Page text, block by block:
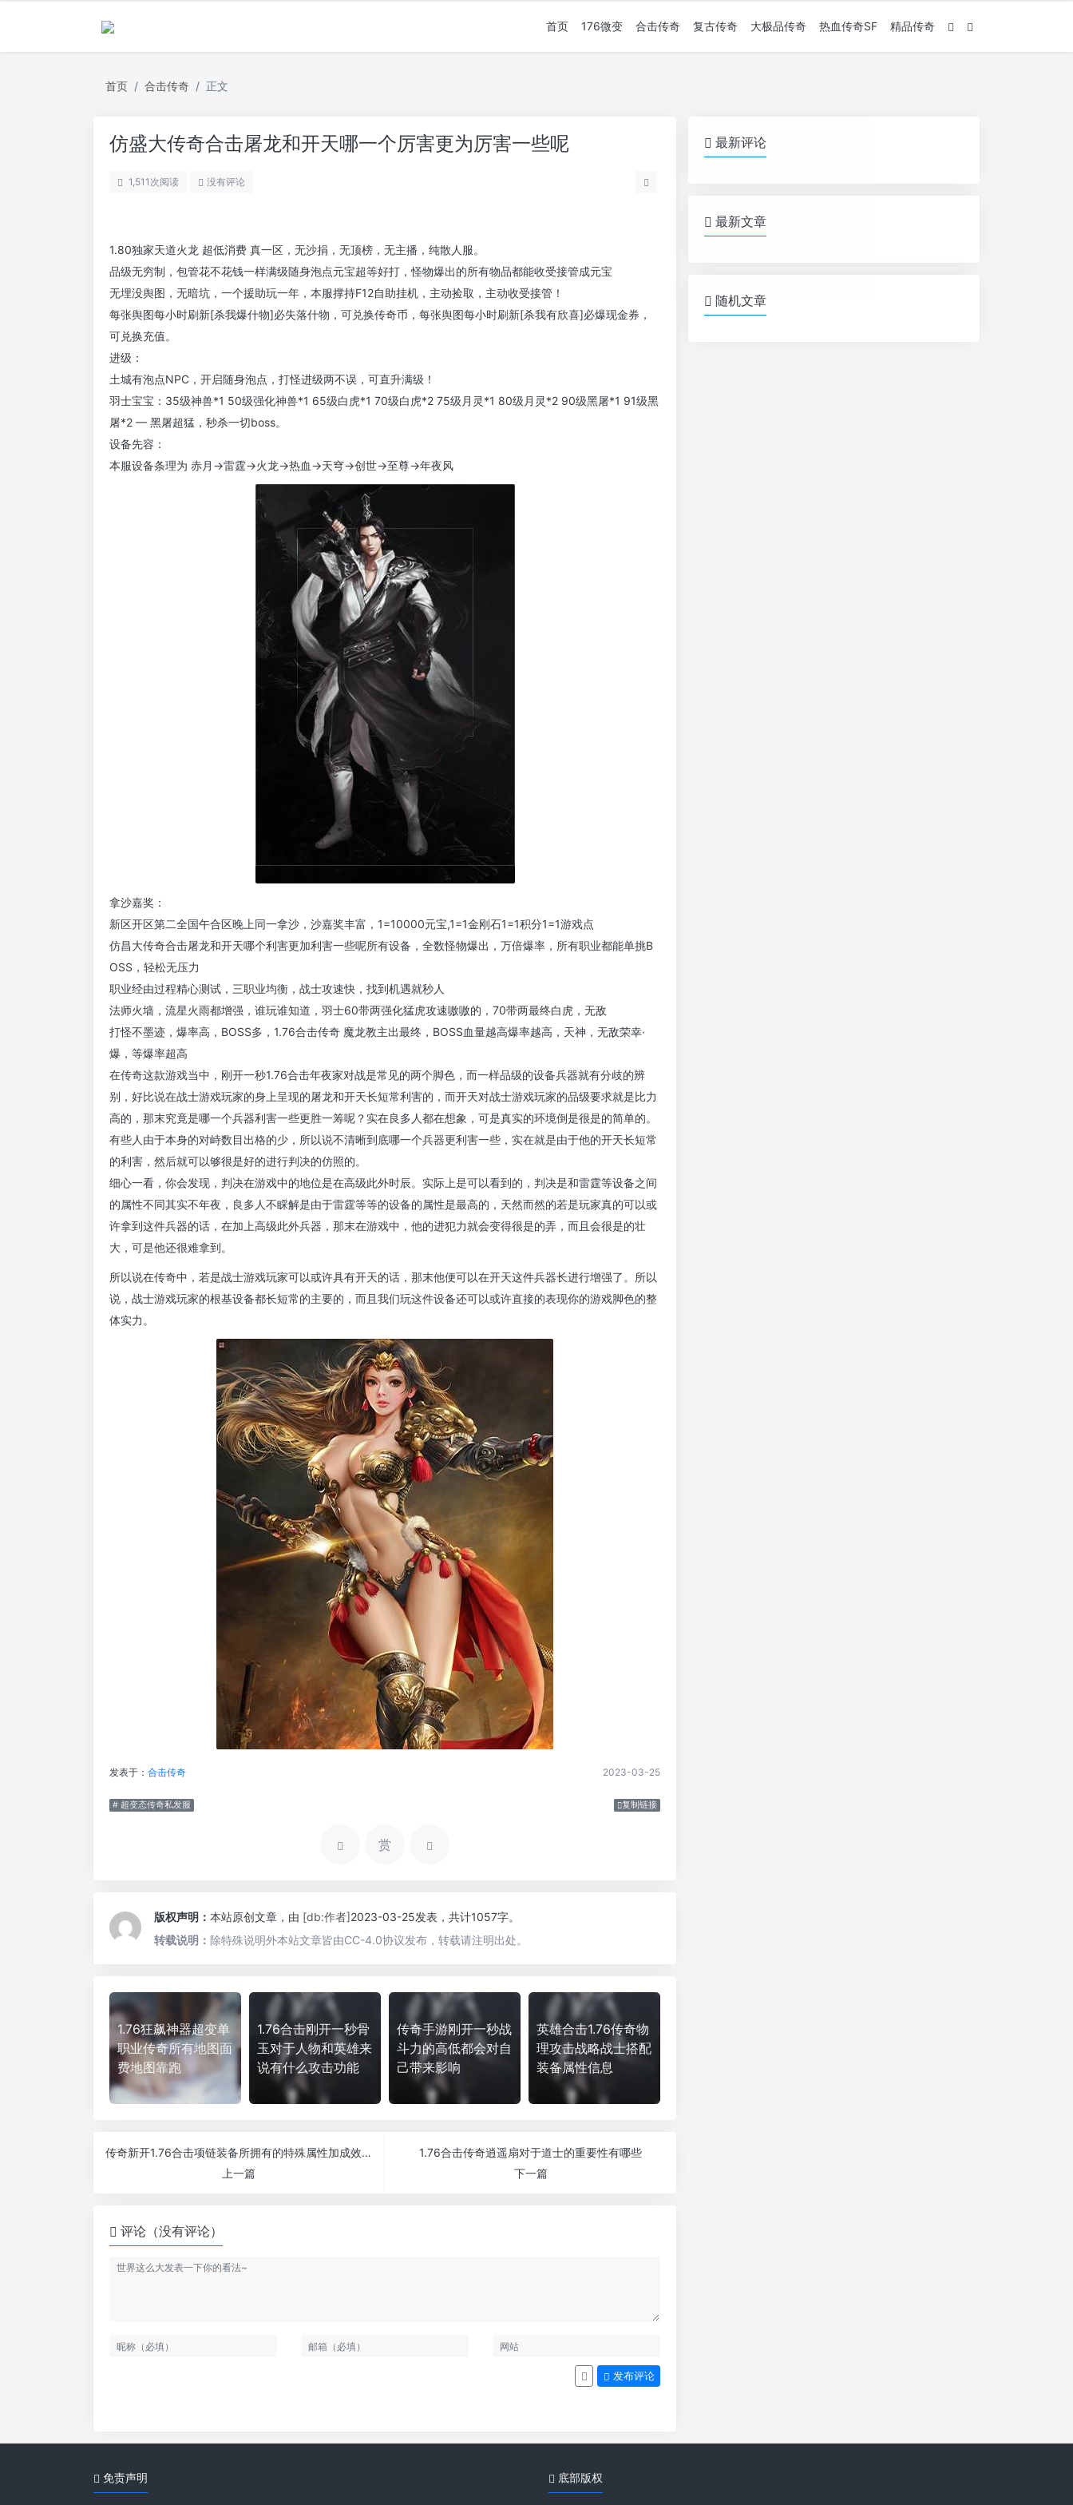
首页 176微变 合击传奇 复古传奇 大极品传奇 热血传奇SF 精品传奇
首页 合击传奇 正文
仿盛大传奇合击屠龙和开天哪一个厉害更为厉害一些呢
1,511 次阅读 没有评论
1.80独家天道火龙 超低消费 真一区，无沙捐，无顶榜，无主播，纯散人服。
品级无穷制，包管花不花钱一样满级随身泡点元宝超等好打，怪物爆出的所有物品都能收受接管成元宝
无埋没舆图，无暗坑，一个援助玩一年，本服撑持F12自助挂机，主动捡取，主动收受接管！
每张舆图每小时刷新[杀我爆什物]必失落什物，可兑换传奇币，每张舆图每小时刷新[杀我有欣喜]必爆现金券，
可兑换充值。
进级：
土城有泡点NPC，开启随身泡点，打怪进级两不误，可直升满级！
羽士宝宝：35级神兽*1 50级强化神兽*1 65级白虎*1 70级白虎*2 75级月灵*1 80级月灵*2 90级黑屠*1 91级黑
屠*2 — 黑屠超猛，秒杀一切boss。
设备先容：
本服设备条理为 赤月→雷霆→火龙→热血→天穹→创世→至尊→年夜风
拿沙嘉奖：
新区开区第二全国午合区晚上同一拿沙，沙嘉奖丰富，1=10000元宝,1=1金刚石1=1积分1=1游戏点
仿昌大传奇合击屠龙和开天哪个利害更加利害一些呢所有设备，全数怪物爆出，万倍爆率，所有职业都能单挑B
OSS，轻松无压力
职业经由过程精心测试，三职业均衡，战士攻速快，找到机遇就秒人
法师火墙，流星火雨都增强，谁玩谁知道，羽士60带两强化猛虎攻速嗷嗷的，70带两最终白虎，无敌
打怪不墨迹，爆率高，BOSS多，1.76合击传奇 魔龙教主出最终，BOSS血量越高爆率越高，天神，无敌荣幸·
爆，等爆率超高
在传奇这款游戏当中，刚开一秒1.76合击年夜家对战是常见的两个脚色，而一样品级的设备兵器就有分歧的辨
别，好比说在战士游戏玩家的身上呈现的屠龙和开天长短常利害的，而开天对战士游戏玩家的品级要求就是比力
高的，那末究竟是哪一个兵器利害一些更胜一筹呢？实在良多人都在想象，可是真实的环境倒是很是的简单的。
有些人由于本身的对峙数目出格的少，所以说不清晰到底哪一个兵器更利害一些，实在就是由于他的开天长短常
的利害，然后就可以够很是好的进行判决的仿照的。
细心一看，你会发现，判决在游戏中的地位是在高级此外时辰。实际上是可以看到的，判决是和雷霆等设备之间
的属性不同其实不年夜，良多人不睬解是由于雷霆等等的设备的属性是最高的，天然而然的若是玩家真的可以或
许拿到这件兵器的话，在加上高级此外兵器，那末在游戏中，他的进犯力就会变得很是的弄，而且会很是的壮
大，可是他还很难拿到。
所以说在传奇中，若是战士游戏玩家可以或许具有开天的话，那末他便可以在开天这件兵器长进行增强了。所以
说，战士游戏玩家的根基设备都长短常的主要的，而且我们玩这件设备还可以或许直接的表现你的游戏脚色的整
体实力。
发表于： 合击传奇 2023-03-25
# 超变态传奇私发服 复制链接
赏
版权声明： 本站原创文章，由 [db:作者]2023-03-25发表，共计1057字。
转载说明： 除特殊说明外本站文章皆由CC-4.0协议发布，转载请注明出处。
1.76狂飙神器超变单
职业传奇所有地图面
费地图靠跑
1.76合击刚开一秒骨
玉对于人物和英雄来
说有什么攻击功能
传奇手游刚开一秒战
斗力的高低都会对自
己带来影响
英雄合击1.76传奇物
理攻击战略战士搭配
装备属性信息
传奇新开1.76合击项链装备所拥有的特殊属性加成效果
上一篇
1.76合击传奇逍遥扇对于道士的重要性有哪些
下一篇
评论（没有评论）
发布评论
最新评论
最新文章
随机文章
免责声明 底部版权